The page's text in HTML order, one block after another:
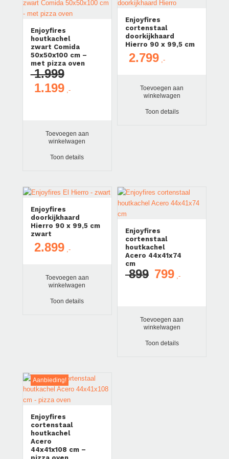
Enjoyfires
houtkachel
zwart Comida
50x50x100 cm –
met pizza oven
1.999
Oorspronkelijke
1.199Huidige
Toevoegen aan
winkelwagen
Toon details
Enjoyfires
cortenstaal
doorkijkhaard
Hierro 90 x 99,5 cm
2.799
Toevoegen aan
winkelwagen
Toon details
Enjoyfires
doorkijkhaard
Hierro 90 x 99,5 cm
zwart
2.899
Toevoegen aan
winkelwagen
Toon details
Enjoyfires
cortenstaal
houtkachel
Acero 44x41x74
cm
899
Oorspronkelijke
799Huidige
Toevoegen aan
winkelwagen
Toon details
Enjoyfires
cortenstaal
houtkachel
Acero
44x41x108 cm –
Aanbieding!